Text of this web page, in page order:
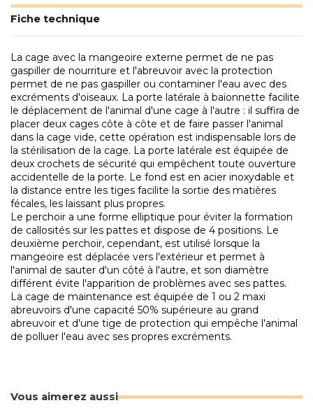
Fiche technique
La cage avec la mangeoire externe permet de ne pas
gaspiller de nourriture et l'abreuvoir avec la protection
permet de ne pas gaspiller ou contaminer l'eau avec des
excréments d'oiseaux. La porte latérale à baïonnette facilite
le déplacement de l'animal d'une cage à l'autre : il suffira de
placer deux cages côte à côte et de faire passer l'animal
dans la cage vide, cette opération est indispensable lors de
la stérilisation de la cage. La porte latérale est équipée de
deux crochets de sécurité qui empêchent toute ouverture
accidentelle de la porte. Le fond est en acier inoxydable et
la distance entre les tiges facilite la sortie des matières
fécales, les laissant plus propres.
Le perchoir a une forme elliptique pour éviter la formation
de callosités sur les pattes et dispose de 4 positions. Le
deuxième perchoir, cependant, est utilisé lorsque la
mangeoire est déplacée vers l'extérieur et permet à
l'animal de sauter d'un côté à l'autre, et son diamètre
différent évite l'apparition de problèmes avec ses pattes.
La cage de maintenance est équipée de 1 ou 2 maxi
abreuvoirs d'une capacité 50% supérieure au grand
abreuvoir et d'une tige de protection qui empêche l'animal
de polluer l'eau avec ses propres excréments.
Vous aimerez aussi